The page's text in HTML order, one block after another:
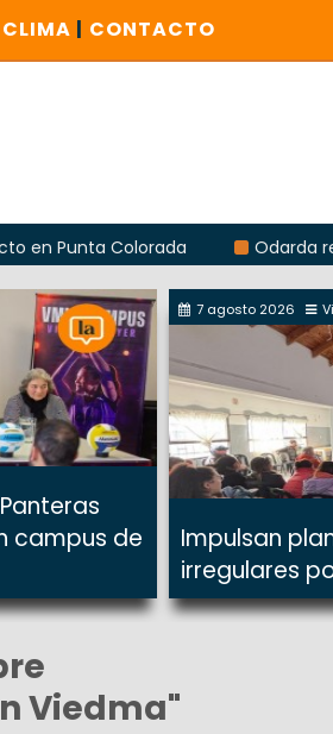
CLIMA | CONTACTO
Colorada
Odarda reclamó
campus de
7 agosto 2026
Impulsan
irregulares
Viedma"